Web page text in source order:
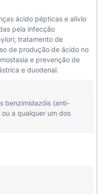
de reduzir a
no estômago. Ele
da bomba de prótons,
secreção de
essa bomba, o
no estômago e no
o efeito do
percebido em
promover a cura das
de ácido,
ácido pépticas e alívio
pela infecção
tratamento de
de produção de ácido no
e prevenção de
e duodenal.
benzimidazóis (anti-
a qualquer um dos